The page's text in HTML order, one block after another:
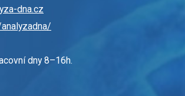
dna.cz
dny 8–16h.